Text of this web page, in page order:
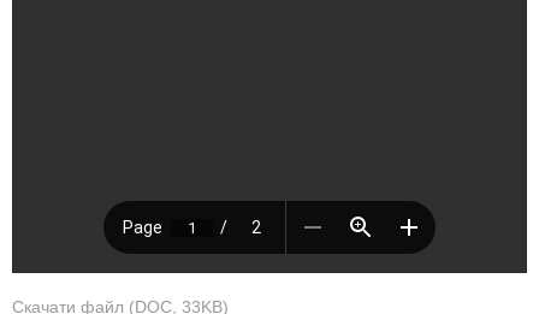
Скачати файл (DOC, 33KB)